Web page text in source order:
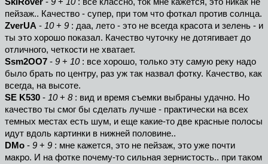
SkiRover - 9 + 10: все классно, ток мне кажется, это никак не
пейзаж.. Качество - супер, при том что фоткал против солнца.
ZverUA - 10+ 9 : даа, лето - это не всегда красота и зелень - и
ты это хорошо показал. Качество чуточку не дотягивает до
отличного, четкости не хватает.
Ssm2OO7 - 9 + 10: все хорошо, только эту самую реку надо
было брать по центру, раз уж так назвал фотку. Качество, как
всегда, на высоте.
SE K530 - 10+ 8: вид и время съемки выбраны удачно. Но
качество ты смог бы сделать лучше - практически на всех
темных местах есть шум, и еще какие-то две красные полосы
идут вдоль картинки в нижней половине..
DMo - 9 + 9 : мне кажется, это не пейзаж, это уже почти
макро. И на фотке почему-то сильная зернистость.. при таком